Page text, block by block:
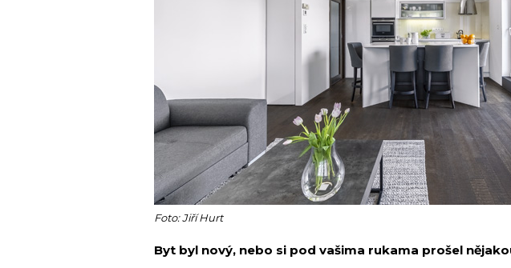
Foto: Jiří Hurt
Byt byl nový, nebo si pod vašima rukama prošel